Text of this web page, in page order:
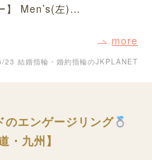
】 Men’s(左)…
more
23 結婚指輪・婚約指輪のJKPLANET
のエンゲージリング
・九州】